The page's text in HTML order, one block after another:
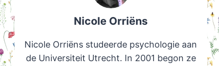
Nicole Orriëns
Nicole Orriëns studeerde psychologie aan
de Universiteit Utrecht. In 2001 begon ze